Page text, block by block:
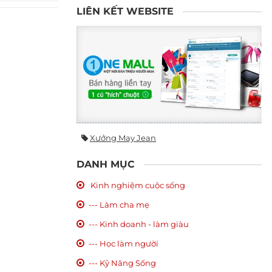
LIÊN KẾT WEBSITE
Xưởng May Jean
DANH MỤC
Kinh nghiệm cuộc sống
--- Làm cha mẹ
--- Kinh doanh - làm giàu
--- Học làm người
--- Kỹ Năng Sống